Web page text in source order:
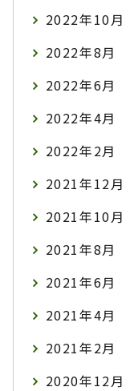
2022年10月
2022年8月
2022年6月
2022年4月
2022年2月
2021年12月
2021年10月
2021年8月
2021年6月
2021年4月
2021年2月
2020年12月